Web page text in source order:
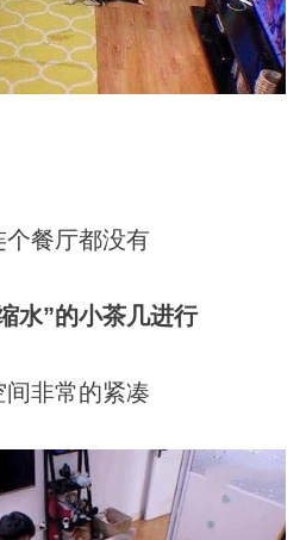
餐厅都没有
水”的小茶几进行
非常的紧凑